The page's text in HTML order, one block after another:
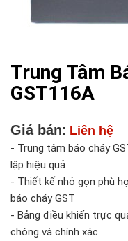
Trung Tâm
GST116A
Giá bán: Liên hệ
- Trung tâm báo cháy
lập hiệu quả
- Thiết kế nhỏ gọn phù
báo cháy GST
- Bảng điều khiển trực
chóng và chính xác